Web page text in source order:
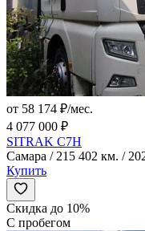
от 58 174 ₽/мес.
4 077 000 ₽
SITRAK C7H
Самара / 215 402 км. /
Купить
Скидка до 10%
С пробегом